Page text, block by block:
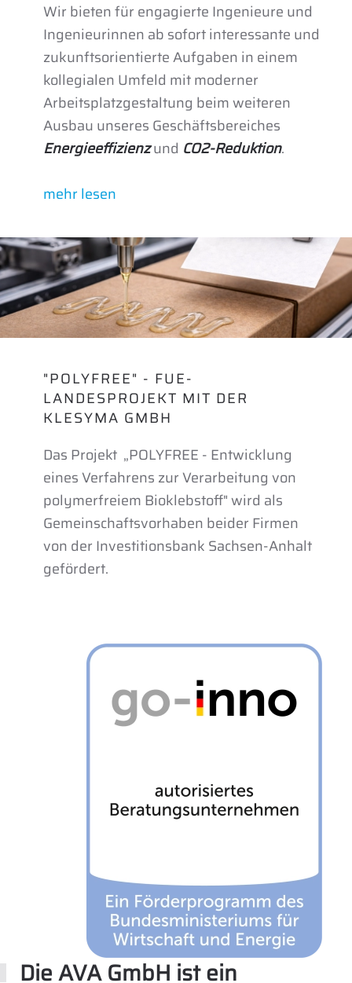
Wir bieten für engagierte Ingenieure und
Ingenieurinnen ab sofort interessante und
zukunftsorientierte Aufgaben in einem
kollegialen Umfeld mit moderner
Arbeitsplatzgestaltung beim weiteren
Ausbau unseres Geschäftsbereiches
Energieeffizienzund CO2-Reduktion.
mehr lesen
"POLYFREE" - FUE-
LANDESPROJEKT MIT DER
KLESYMA GMBH
Das Projekt „POLYFREE - Entwicklung
eines Verfahrens zur Verarbeitung von
polymerfreiem Bioklebstoff" wird als
Gemeinschaftsvorhaben beider Firmen
von der Investitionsbank Sachsen-Anhalt
gefördert.
Die AVA GmbH ist ein